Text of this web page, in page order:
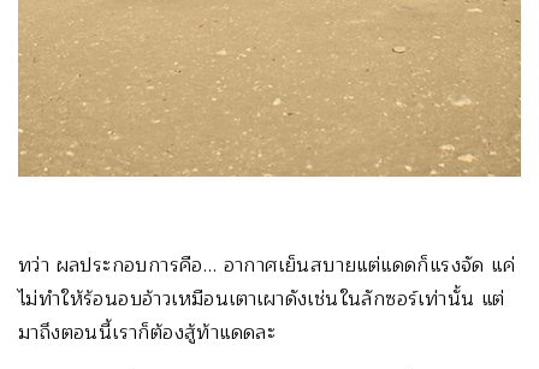
ทว่า ผลประกอบการคือ… อากาศเย็นสบายแต่แดดก็แรงจัด แค่
ไม่ทำให้ร้อนอบอ้าวเหมือนเตาเผาดังเช่นในลักซอร์เท่านั้น แต่
มาถึงตอนนี้เราก็ต้องสู้ท้าแดดละ